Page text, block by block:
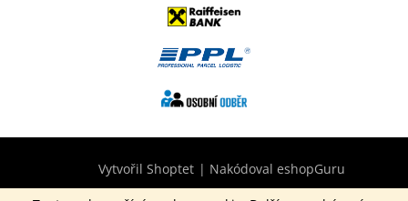
Vytvořil Shoptet | Nakódoval eshopGuru